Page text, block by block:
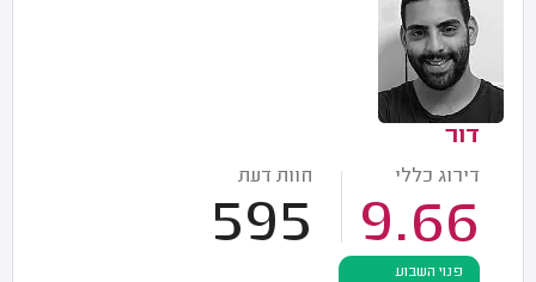
דור
דירוג כללי
9.66
חוות דעת
595
פנוי השבוע